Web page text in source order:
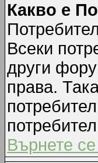
Какво е
Всеки
други
права.
Върнете